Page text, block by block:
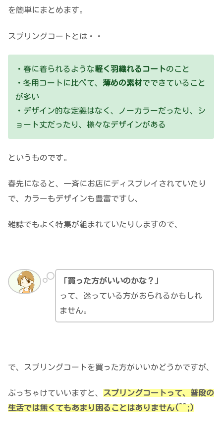
を簡単にまとめます。
スプリングコートとは・・
・春に着られるような軽く羽織れるコートのこと
・冬用コートに比べて、 薄めの素材でできていること
が多い
・デザイン的な定義はなく、ノーカラーだったり、シ
ョート丈だったり、様々なデザインがある
というものです。
春先になると、一斉にお店にディスプレイされていたり
で、カラーもデザインも豊富ですし、
雑誌でもよく特集が組まれていたりしますので、
「買った方がいいのかな？」
って、迷っている方がおられるかもしれ
ません。
で、スプリングコートを買った方がいいかどうかですが、
ぶっちゃけていいますと、
スプリングコートって、普段の
生活では無くてもあまり困ることはありません(^^;)